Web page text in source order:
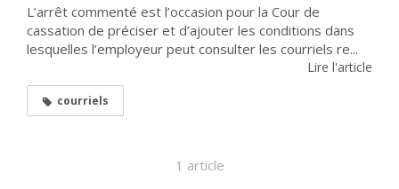
L’arrêt commenté est l’occasion pour la Cour de
cassation de préciser et d’ajouter les conditions dans
lesquelles l’employeur peut consulter les courriels re...
Lire l'article
courriels
1 article